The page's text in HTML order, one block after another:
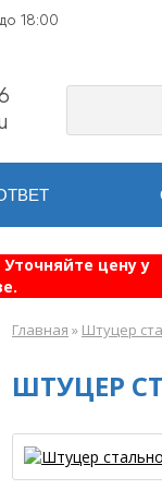
18:00
цену у
Главная » Штуцер
ШТУЦЕР